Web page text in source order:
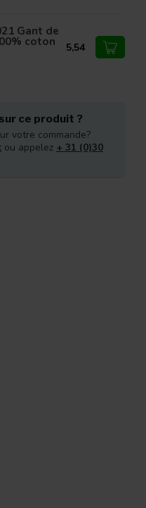
Gant de
coton 5,54
ce produit ?
votre commande?
ou appelez + 31 (0)30